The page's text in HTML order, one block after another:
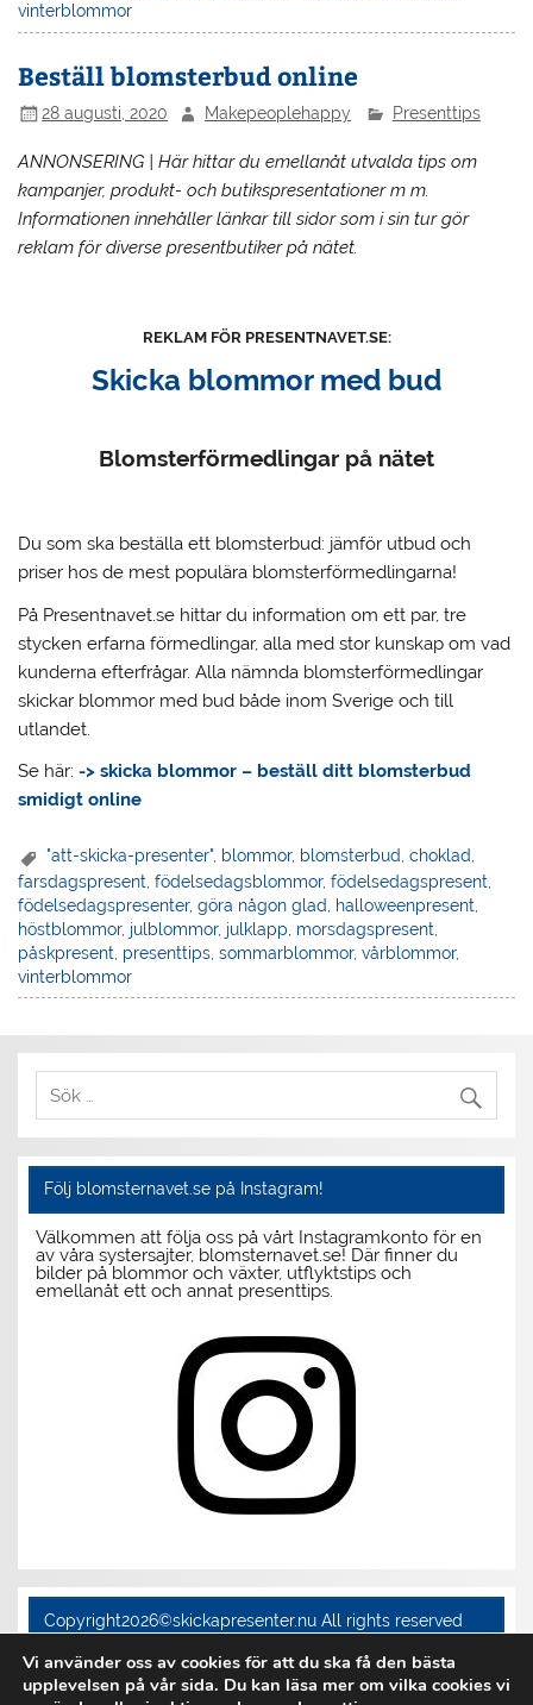
vinterblommor
Beställ blomsterbud online
28 augusti, 2020 Makepeoplehappy Presenttips
ANNONSERING | Här hittar du emellanåt utvalda tips om
kampanjer, produkt- och butikspresentationer m m.
Informationen innehåller länkar till sidor som i sin tur gör
reklam för diverse presentbutiker på nätet.
REKLAM FÖR PRESENTNAVET.SE:
Skicka blommor med bud
Blomsterförmedlingar på nätet
Du som ska beställa ett blomsterbud: jämför utbud och
priser hos de mest populära blomsterförmedlingarna!
På Presentnavet.se hittar du information om ett par, tre
stycken erfarna förmedlingar, alla med stor kunskap om vad
kunderna efterfrågar. Alla nämnda blomsterförmedlingar
skickar blommor med bud både inom Sverige och till
utlandet.
Se här:-> skicka blommor – beställ ditt blomsterbud
smidigt online
"att-skicka-presenter", blommor, blomsterbud ,choklad
farsdagspresent ,födelsedagsblommor,födelsedagspresent
födelsedagspresenter,göra någon glad halloweenpresent
höstblommor, julblommor, julklapp morsdagspresent
påskpresent presenttips ,sommarblommor,vårblommor,
vinterblommor
Följ blomsternavet.se på Instagram!
Välkommen att följa oss på vårt Instagramkonto för en
av våra systersajter, blomsternavet.se! Där finner du
bilder på blommor och växter, utflyktstips och
emellanåt ett och annat presenttips.
Copyright2026©skickapresenter.nu All rights reserved
Vi använder oss av cookies för att du ska få den bästa
upplevelsen på vår sida. Du kan läsa mer om vilka cookies vi